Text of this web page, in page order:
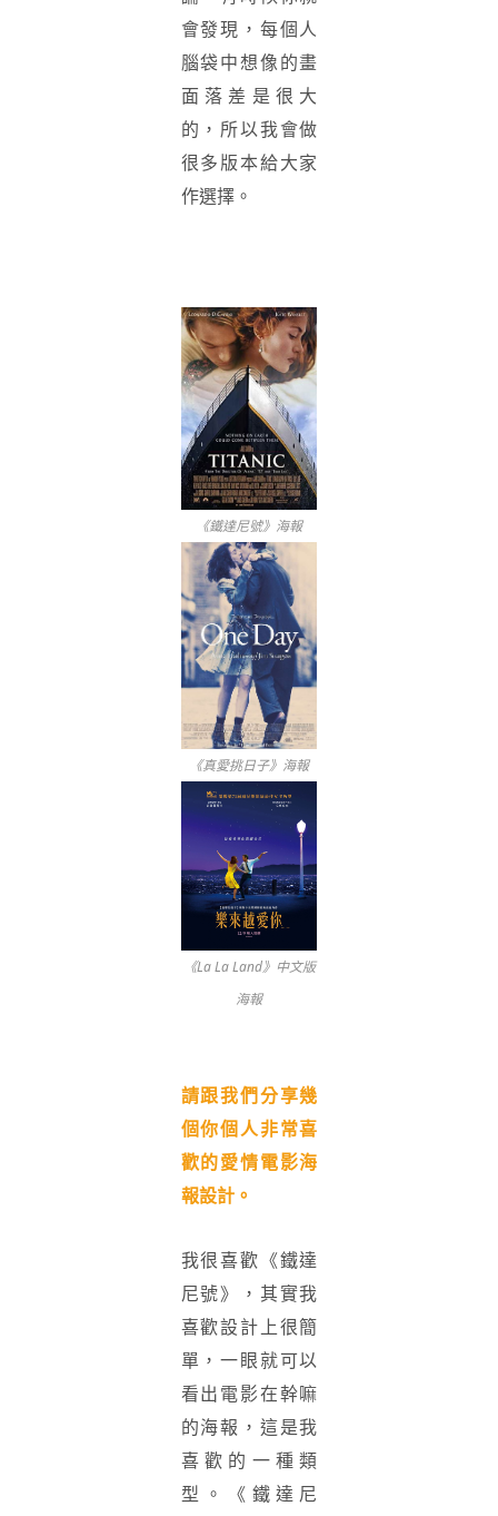
會發現，每個人
腦袋中想像的畫
面落差是很大
的，所以我會做
很多版本給大家
作選擇。
《鐵達尼號》海報
《真愛挑日子》海報
《La La Land》中文版
海報
請跟我們分享幾
個你個人非常喜
歡的愛情電影海
報設計。
我很喜歡《鐵達
尼號》，其實我
喜歡設計上很簡
單，一眼就可以
看出電影在幹嘛
的海報，這是我
喜歡的一種類
型。《鐵達尼